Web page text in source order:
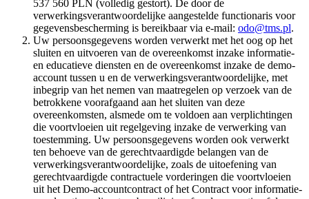
537 560 PLN (volledig gestort). De door de
verwerkingsverantwoordelijke aangestelde functionaris voor
gegevensbescherming is bereikbaar via e-mail: odo@tms.pl.
Uw persoonsgegevens worden verwerkt met het oog op het
sluiten en uitvoeren van de overeenkomst inzake informatie-
en educatieve diensten en de overeenkomst inzake de demo-
account tussen u en de verwerkingsverantwoordelijke, met
inbegrip van het nemen van maatregelen op verzoek van de
betrokkene voorafgaand aan het sluiten van deze
overeenkomsten, alsmede om te voldoen aan verplichtingen
die voortvloeien uit regelgeving inzake de verwerking van
toestemming. Uw persoonsgegevens worden ook verwerkt
ten behoeve van de gerechtvaardigde belangen van de
verwerkingsverantwoordelijke, zoals de uitoefening van
gerechtvaardigde contractuele vorderingen die voortvloeien
uit het Demo-accountcontract of het Contract voor informatie-